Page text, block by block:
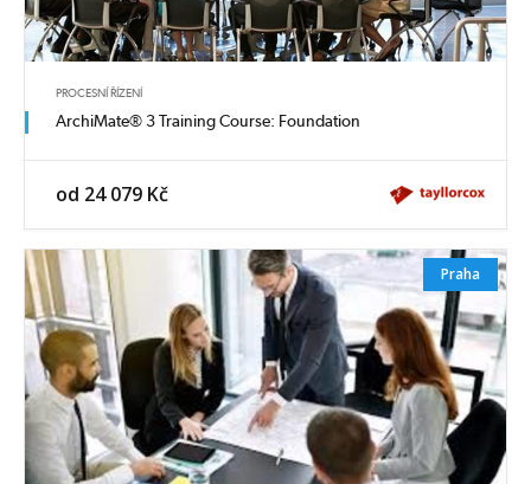
PROCESNÍ ŘÍZENÍ
ArchiMate® 3 Training Course: Foundation
od 24 079 Kč
Praha